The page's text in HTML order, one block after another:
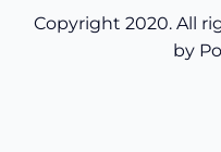
Copyright 2020. All
by